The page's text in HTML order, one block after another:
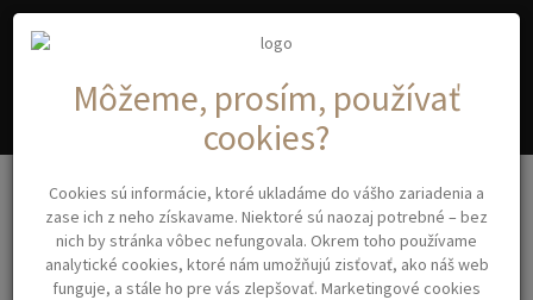
OSMETIC
MASKY A BALZAMY
Môžeme, prosím, používať
cookies?
Cookies sú informácie, ktoré ukladáme do vášho zariadenia a
zase ich z neho získavame. Niektoré sú naozaj potrebné – bez
nich by stránka vôbec nefungovala. Okrem toho používame
analytické cookies, ktoré nám umožňujú zisťovať, ako náš web
funguje, a stále ho pre vás zlepšovať. Marketingové cookies